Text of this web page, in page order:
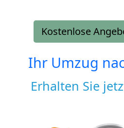
Kostenlose
Ihr Umzug
Erhalten Sie